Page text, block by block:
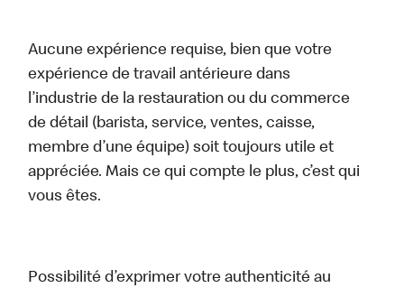
Aucune expérience requise, bien que votre
expérience de travail antérieure dans
l’industrie de la restauration ou du commerce
de détail (barista, service, ventes, caisse,
membre d’une équipe) soit toujours utile et
appréciée. Mais ce qui compte le plus, c’est qui
vous êtes.
Possibilité d’exprimer votre authenticité au